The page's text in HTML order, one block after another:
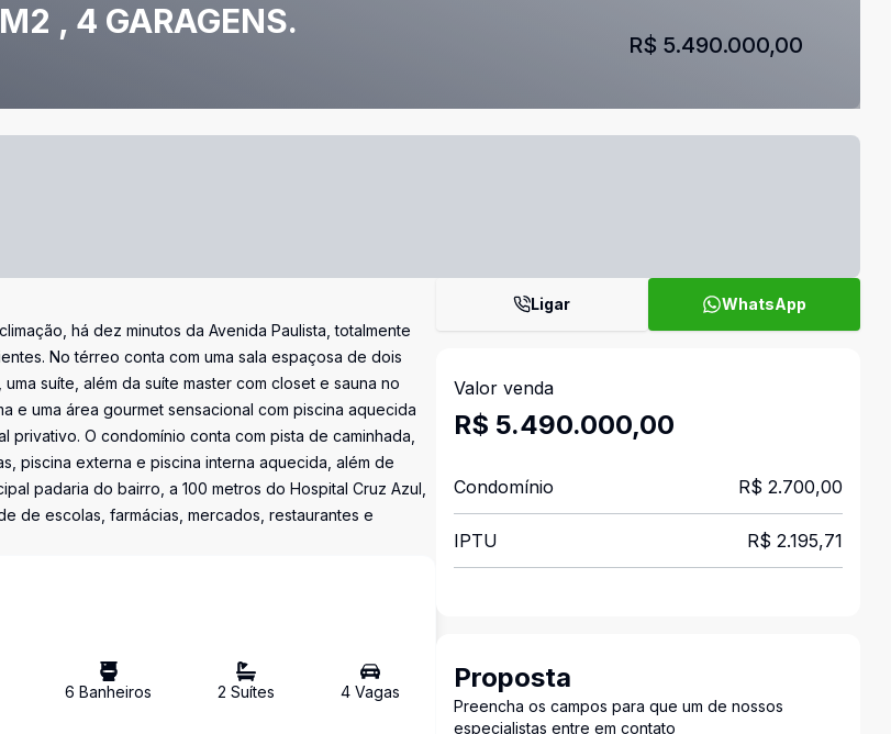
, 4 GARAGENS.
R$ 5.490.000,00
há dez minutos da Avenida Paulista, totalmente
No térreo conta com uma sala espaçosa de dois
suíte, além da suíte master com closet e sauna no
e uma área gourmet sensacional com piscina aquecida
privativo. O condomínio conta com pista de caminhada,
piscina externa e piscina interna aquecida, além de
padaria do bairro, a 100 metros do Hospital Cruz Azul,
de escolas, farmácias, mercados, restaurantes e
6 Banheiros 2 Suítes 4Vagas
Ligar WhatsApp
Valor venda
R$ 5.490.000,00
Condomínio R$ 2.700,00
IPTU R$ 2.195,71
Proposta
Preencha os campos para que um de nossos
especialistas entre em contato